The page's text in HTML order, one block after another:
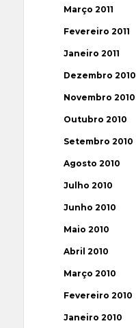
Março 2011
Fevereiro 2011
Janeiro 2011
Dezembro 2010
Novembro 2010
Outubro 2010
Setembro 2010
Agosto 2010
Julho 2010
Junho 2010
Maio 2010
Abril 2010
Março 2010
Fevereiro 2010
Janeiro 2010